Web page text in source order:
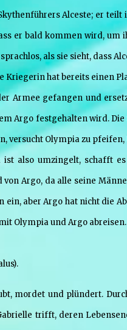
Alceste; er teilt
er bald kommen wird, um
als sie sieht, dass
Kriegerin hat bereits einen
Armee gefangen und
Argo festgehalten wird. Die
versucht Olympia zu
also umzingelt, schafft es
Argo, da alle seine
ein, aber Argo hat nicht die
Olympia und Argo abreisen.
mordet und plündert.
trifft, deren